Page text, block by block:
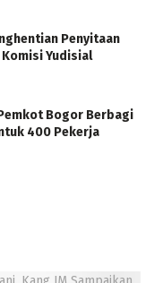
Penyitaan
Yudisial
Bogor Berbagi
400 Pekerja